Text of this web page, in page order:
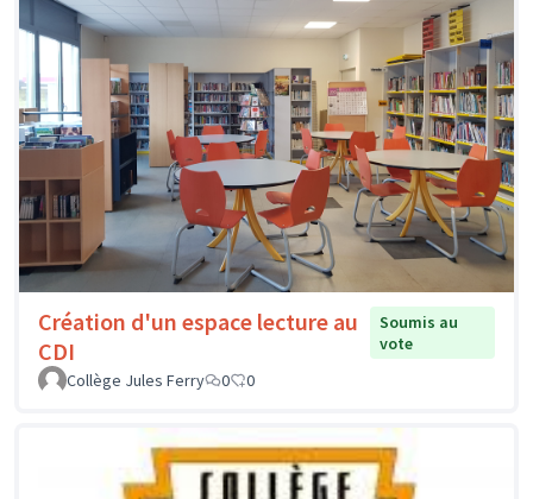
Création d'un espace lecture au
CDI
Soumis au
vote
Collège Jules Ferry
0 0